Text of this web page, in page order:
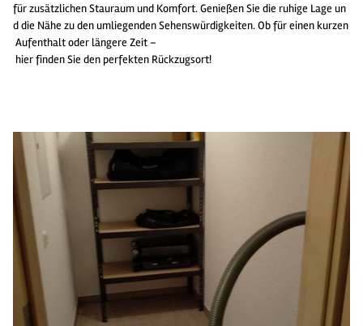
für zusätzlichen Stauraum und Komfort. Genießen Sie die ruhige Lage un
d die Nähe zu den umliegenden Sehenswürdigkeiten. Ob für einen kurzen
Aufenthalt oder längere Zeit –
hier finden Sie den perfekten Rückzugsort!